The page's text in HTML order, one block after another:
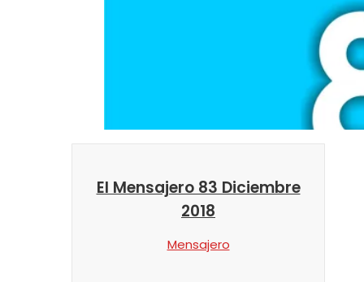
El Mensajero 83 Diciembre
2018
Mensajero